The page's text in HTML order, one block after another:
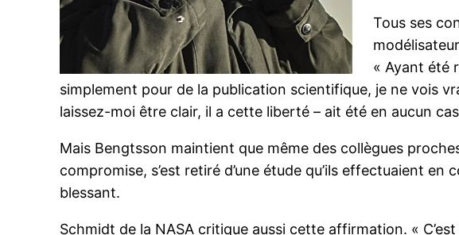
Tous ses
« Ayant été
simplement pour de la publication scientifique, je ne vois
laissez-moi être clair, il a cette liberté – ait été en aucun
Mais Bengtsson maintient que même des collègues
compromise, s’est retiré d’une étude qu’ils effectuaient
blessant.
Schmidt de la NASA critique aussi cette affirmation. «